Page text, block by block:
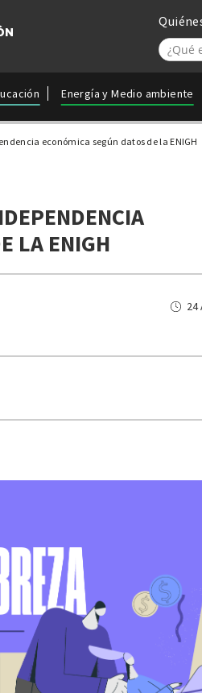
Energía y Medio ambiente
económica según datos de la ENIGH
LA ENIGH
24